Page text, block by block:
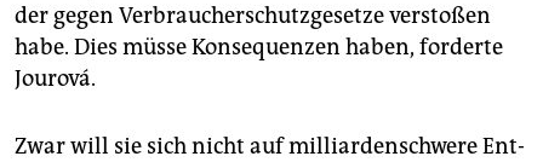
der gegen Ver­brau­cher­schutz­ge­set­ze ver­sto­ßen
habe. Dies müsse Kon­se­quen­zen haben, for­der­te
Jou­rová.
Zwar will sie sich nicht auf mil­li­ar­den­schwe­re Ent­